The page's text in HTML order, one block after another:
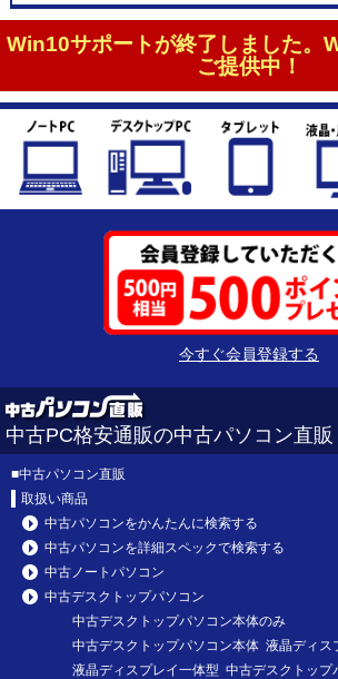
Win10サポートが終了しました。
ご提供中！
今すぐ会員登録する
中古PC格安通販の中古パソコン直販
■中古パソコン直販
取扱い商品
中古パソコンをかんたんに検索する
中古パソコンを詳細スペックで検索する
中古ノートパソコン
中古デスクトップパソコン
中古デスクトップパソコン本体のみ
中古デスクトップパソコン本体 液晶ディス
液晶ディスプレイ一体型 中古デスクトップ